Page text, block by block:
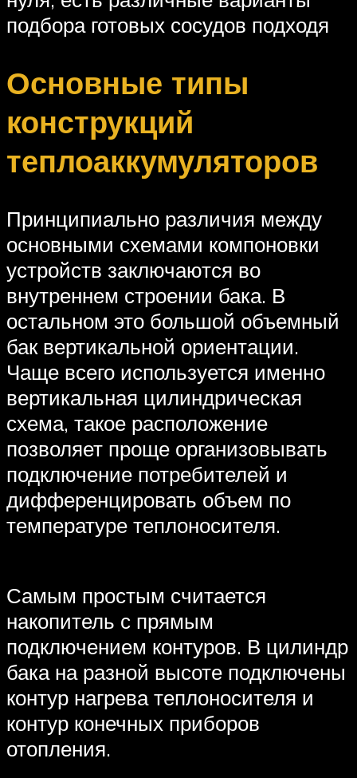
подбора готовых сосудов подходя
Основные типы
конструкций
теплоаккумуляторов
Принципиально различия между
основными схемами компоновки
устройств заключаются во
внутреннем строении бака. В
остальном это большой объемный
бак вертикальной ориентации.
Чаще всего используется именно
вертикальная цилиндрическая
схема, такое расположение
позволяет проще организовывать
подключение потребителей и
дифференцировать объем по
температуре теплоносителя.
Самым простым считается
накопитель с прямым
подключением контуров. В цилиндр
бака на разной высоте подключены
контур нагрева теплоносителя и
контур конечных приборов
отопления.